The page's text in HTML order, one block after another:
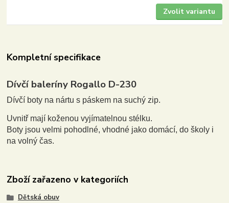
Zvolit variantu
Kompletní specifikace
Dívčí baleríny Rogallo D-230
Dívčí boty na nártu s páskem na suchý zip.
Uvnitř mají koženou vyjímatelnou stélku.
Boty jsou velmi pohodlné, vhodné jako domácí, do školy i
na volný čas.
Zboží zařazeno v kategoriích
Dětská obuv